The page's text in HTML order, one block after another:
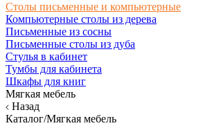
Столы письменные и компьютерные
Компьютерные столы из дерева
Письменные из сосны
Письменные столы из дуба
Стулья в кабинет
Тумбы для кабинета
Шкафы для книг
Мягкая мебель
Назад
Каталог/Мягкая мебель